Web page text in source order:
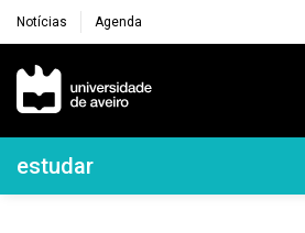
Notícias Agenda
Navegação Principal
Navegação Lateral
estudar